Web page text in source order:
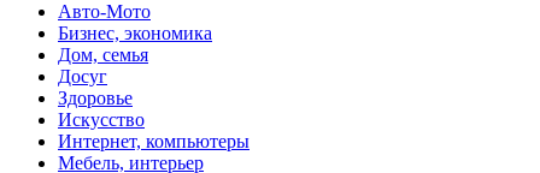
Авто-Мото
Бизнес, экономика
Дом, семья
Досуг
Здоровье
Искусство
Интернет, компьютеры
Мебель, интерьер